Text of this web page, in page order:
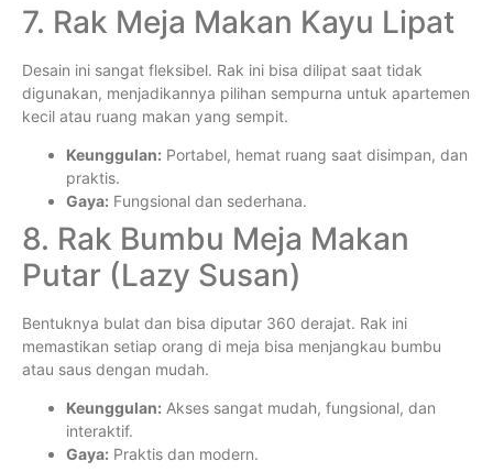
7. Rak Meja Makan Kayu Lipat
Desain ini sangat fleksibel. Rak ini bisa dilipat saat tidak
digunakan, menjadikannya pilihan sempurna untuk apartemen
kecil atau ruang makan yang sempit.
Keunggulan: Portabel, hemat ruang saat disimpan, dan
praktis.
Gaya: Fungsional dan sederhana.
8. Rak Bumbu Meja Makan
Putar (Lazy Susan)
Bentuknya bulat dan bisa diputar 360 derajat. Rak ini
memastikan setiap orang di meja bisa menjangkau bumbu
atau saus dengan mudah.
Keunggulan: Akses sangat mudah, fungsional, dan
interaktif.
Gaya: Praktis dan modern.